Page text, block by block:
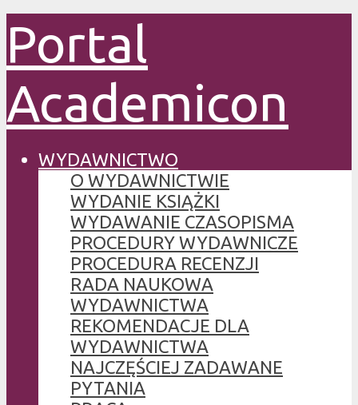
Portal
Academicon
WYDAWNICTWO
O WYDAWNICTWIE
WYDANIE KSIĄŻKI
WYDAWANIE CZASOPISMA
PROCEDURY WYDAWNICZE
PROCEDURA RECENZJI
RADA NAUKOWA
WYDAWNICTWA
REKOMENDACJE DLA
WYDAWNICTWA
NAJCZĘŚCIEJ ZADAWANE
PYTANIA